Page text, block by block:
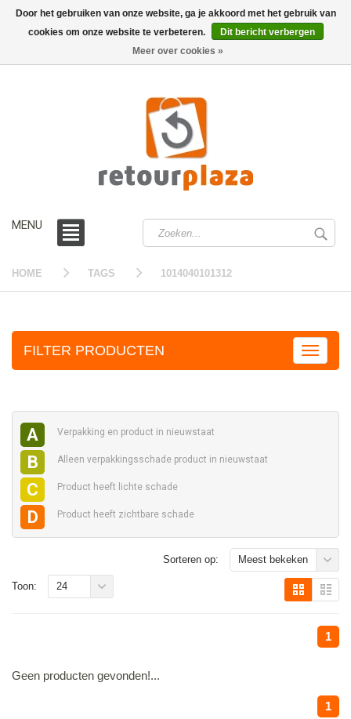
MENU
HOME TAGS 1014040101312
FILTER PRODUCTEN
A Verpakking en product in nieuwstaat
B Alleen verpakkingsschade product in nieuwstaat
C Product heeft lichte schade
D Product heeft zichtbare schade
Sorteren op: Meest bekeken
1
Toon: 24
Geen producten gevonden!...
1
Door het gebruiken van onze website, ga je akkoord met het gebruik van
cookies om onze website te verbeteren.
Dit bericht verbergen
Meer over cookies »